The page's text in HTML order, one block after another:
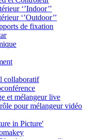
‘’Indoor’’
‘’Outdoor’’
de fixation
collaboratif
et mélangeur live
pour mélangeur vidéo
in Picture'